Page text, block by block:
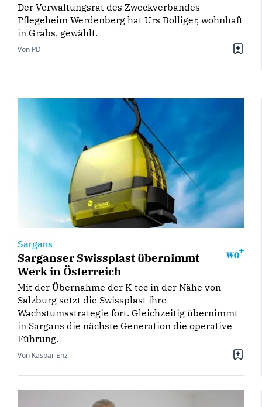
Der Verwaltungsrat des Zweckverbandes
Pflegeheim Werdenberg hat Urs Bolliger, wohnhaft
in Grabs, gewählt.
Von PD
Sargans
Sarganser Swissplast übernimmt
Werk in Österreich
Mit der Übernahme der K-tec in der Nähe von
Salzburg setzt die Swissplast ihre
Wachstumsstrategie fort. Gleichzeitig übernimmt
in Sargans die nächste Generation die operative
Führung.
Von Kaspar Enz